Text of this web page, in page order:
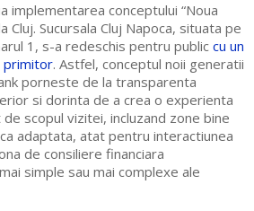
implementarea conceptului “Noua
Cluj. Sucursala Cluj Napoca, situata pe
1, s-a redeschis pentru public cu un
primitor. Astfel, conceptul noii generatii
porneste de la transparenta
si dorinta de a crea o experienta
scopul vizitei, incluzand zone bine
adaptata, atat pentru interactiunea
de consiliere financiara
simple sau mai complexe ale